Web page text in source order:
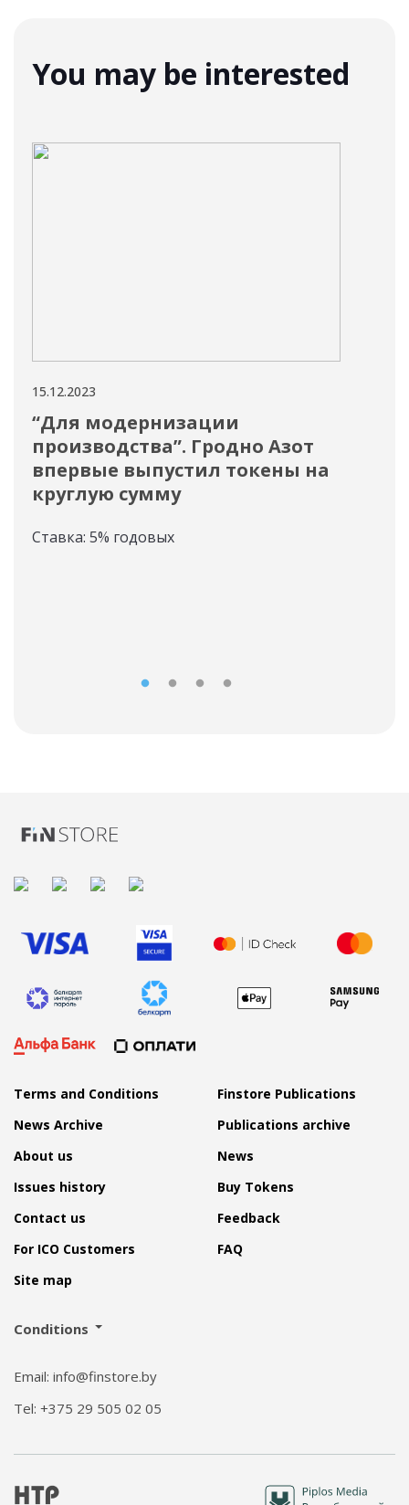
You may be interested
15.12.2023
“Для модернизации
производства”. Гродно Азот
впервые выпустил токены на
круглую сумму
Ставка: 5% годовых
Terms and Conditions
Finstore Publications
News Archive
Publications archive
About us
News
Issues history
Buy Tokens
Contact us
Feedback
For ICO Customers
FAQ
Site map
Conditions
Email: info@finstore.by
Tel: +375 29 505 02 05